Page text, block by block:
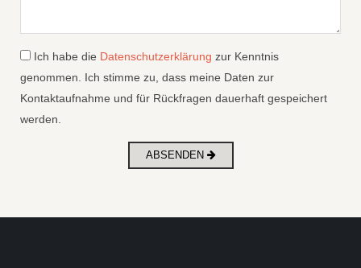
Ich habe die Datenschutzerklärung zur Kenntnis
genommen. Ich stimme zu, dass meine Daten zur
Kontaktaufnahme und für Rückfragen dauerhaft gespeichert
werden.
ABSENDEN